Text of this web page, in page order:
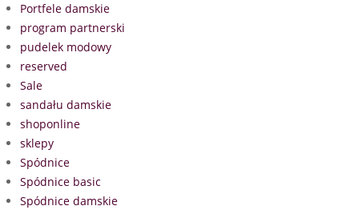
Portfele damskie
program partnerski
pudelek modowy
reserved
Sale
sandału damskie
shoponline
sklepy
Spódnice
Spódnice basic
Spódnice damskie